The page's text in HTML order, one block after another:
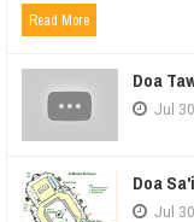
Read More
Doa
Jul 30,
Doa
Jul 30,